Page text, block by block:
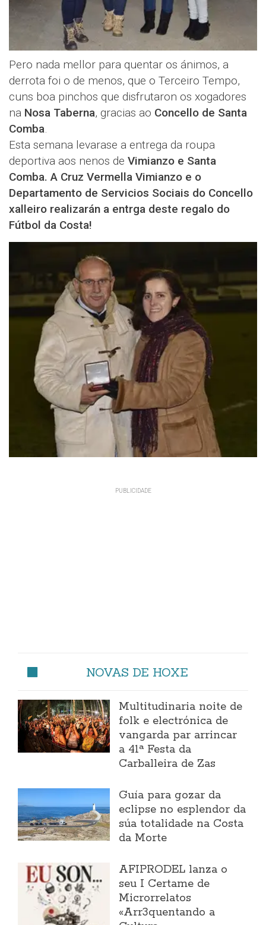
Pero nada mellor para quentar os ánimos, a
derrota foi o de menos, que o Terceiro Tempo,
cuns boa pinchos que disfrutaron os xogadores
na Nosa Taberna, gracias ao Concello de Santa
Comba.
Esta semana levarase a entrega da roupa
deportiva aos nenos de Vimianzo e Santa
Comba. A Cruz Vermella Vimianzo e o
Departamento de Servicios Sociais do Concello
xalleiro realizarán a entrga deste regalo do
Fútbol da Costa!
NOVAS DE HOXE
Multitudinaria noite de
folk e electrónica de
vangarda par arrincar
a 41ª Festa da
Carballeira de Zas
Guía para gozar da
eclipse no esplendor da
súa totalidade na Costa
da Morte
AFIPRODEL lanza o
seu I Certame de
Microrrelatos
«Arr3quentando a